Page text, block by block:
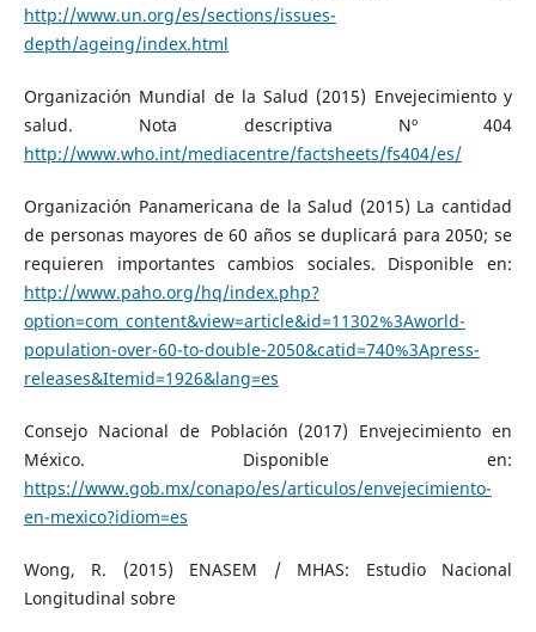
http://www.un.org/es/sections/issues-
depth/ageing/index.html
Organización Mundial de la Salud (2015) Envejecimiento y
salud. Nota descriptiva Nº 404
http://www.who.int/mediacentre/factsheets/fs404/es/
Organización Panamericana de la Salud (2015) La cantidad
de personas mayores de 60 años se duplicará para 2050; se
requieren importantes cambios sociales. Disponible en:
http://www.paho.org/hq/index.php?
option=com_content&view=article&id=11302%3Aworld-
population-over-60-to-double-2050&catid=740%3Apress-
releases&Itemid=1926&lang=es
Consejo Nacional de Población (2017) Envejecimiento en
México. Disponible en:
https://www.gob.mx/conapo/es/articulos/envejecimiento-
en-mexico?idiom=es
Wong, R. (2015) ENASEM / MHAS: Estudio Nacional
Longitudinal sobre